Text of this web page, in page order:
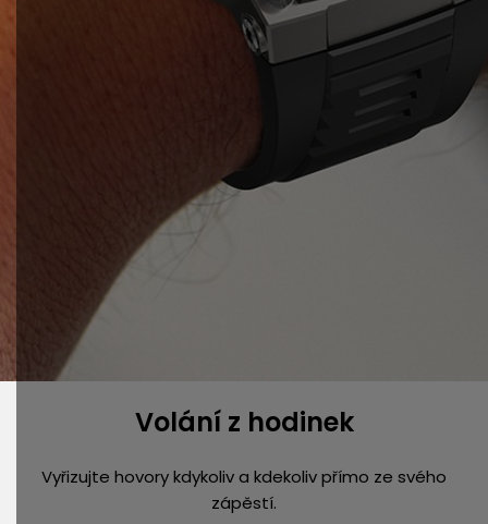
Volání z hodinek
Vyřizujte hovory kdykoliv a kdekoliv přímo ze svého
zápěstí.